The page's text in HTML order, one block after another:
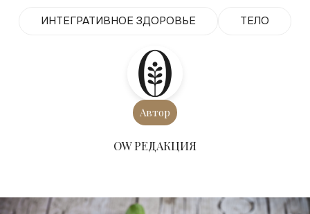
ИНТЕГРАТИВНОЕ ЗДОРОВЬЕ ТЕЛО
Автор
ОW РЕДАКЦИЯ